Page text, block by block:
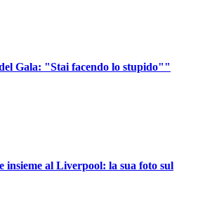
Gala: "Stai facendo lo stupido""
insieme al Liverpool: la sua foto sul